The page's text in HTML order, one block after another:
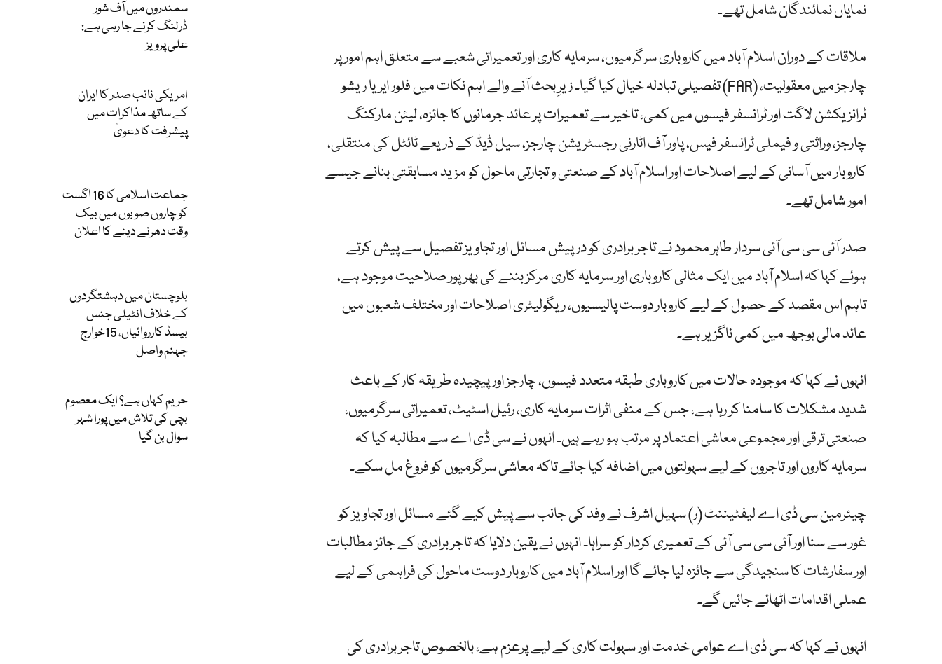
سمندروں میں آف شور
ڈرلنگ کرنے جا رہی ہے:
علی پرویز
امریکی نائب صدر کا ایران
کے ساتھ مذاکرات میں
پیشرفت کا دعویٰ
جماعت اسلامی کا 16 اگست
کو چاروں صوبوں میں بیک
وقت دھرنے دینے کا اعلان
بلوچستان میں دہشتگردوں
کے خلاف انٹیلی جنس
بیسڈ کارروائیاں، 15خوارج
جہنم واصل
حریم کہاں ہے؟ ایک معصوم
بچی کی تلاش میں پورا شہر
سوال بن گیا
نمایاں نمائندگان شامل تھے۔
ملاقات کے دوران اسلام آباد میں کاروباری سرگرمیوں، سرمایہ کاری اور تعمیراتی شعبے سے متعلق اہم امور پر
تفصیلی تبادلہ خیال کیا گیا۔ زیرِ بحث آنے والے اہم نکات میں فلور ایریا ریشو (FAR) چارجز میں معقولیت،
ٹرانزیکشن لاگت اور ٹرانسفر فیسوں میں کمی، تاخیر سے تعمیرات پر عائد جرمانوں کا جائزہ، لیئن مارکنگ
چارجز، وراثتی و فیملی ٹرانسفر فیس، پاور آف اٹارنی رجسٹریشن چارجز، سیل ڈیڈ کے ذریعے ٹائٹل کی منتقلی،
کاروبار میں آسانی کے لیے اصلاحات اور اسلام آباد کے صنعتی و تجارتی ماحول کو مزید مسابقتی بنانے جیسے
امور شامل تھے۔
صدر آئی سی سی آئی سردار طاہر محمود نے تاجر برادری کو درپیش مسائل اور تجاویز تفصیل سے پیش کرتے
ہوئے کہا کہ اسلام آباد میں ایک مثالی کاروباری اور سرمایہ کاری مرکز بننے کی بھرپور صلاحیت موجود ہے،
تاہم اس مقصد کے حصول کے لیے کاروبار دوست پالیسیوں، ریگولیٹری اصلاحات اور مختلف شعبوں میں
عائد مالی بوجھ میں کمی ناگزیر ہے۔
انہوں نے کہا کہ موجودہ حالات میں کاروباری طبقہ متعدد فیسوں، چارجز اور پیچیدہ طریقہ کار کے باعث
شدید مشکلات کا سامنا کر رہا ہے، جس کے منفی اثرات سرمایہ کاری، رئیل اسٹیٹ، تعمیراتی سرگرمیوں،
صنعتی ترقی اور مجموعی معاشی اعتماد پر مرتب ہو رہے ہیں۔ انہوں نے سی ڈی اے سے مطالبہ کیا کہ
سرمایہ کاروں اور تاجروں کے لیے سہولتوں میں اضافہ کیا جائے تاکہ معاشی سرگرمیوں کو فروغ مل سکے۔
چیئرمین سی ڈی اے لیفٹیننٹ (ر) سہیل اشرف نے وفد کی جانب سے پیش کیے گئے مسائل اور تجاویز کو
غور سے سنا اور آئی سی سی آئی کے تعمیری کردار کو سراہا۔ انہوں نے یقین دلایا کہ تاجر برادری کے جائز مطالبات
اور سفارشات کا سنجیدگی سے جائزہ لیا جائے گا اور اسلام آباد میں کاروبار دوست ماحول کی فراہمی کے لیے
عملی اقدامات اٹھائے جائیں گے۔
انہوں نے کہا کہ سی ڈی اے عوامی خدمت اور سہولت کاری کے لیے پرعزم ہے، بالخصوص تاجر برادری کی